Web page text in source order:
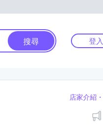
搜尋 登入
店家介紹